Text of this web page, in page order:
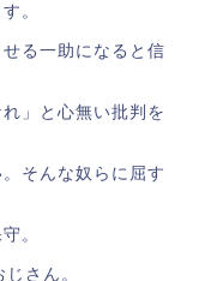
。
る一助になると信
」と心無い批判を
そんな奴らに屈す
。
さん。